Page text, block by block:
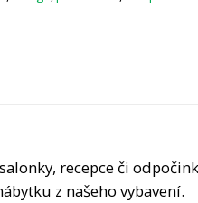
recepce či
z našeho vybavení.